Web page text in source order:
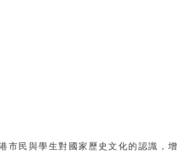
市民與學生對國家歷史文化的認識，增